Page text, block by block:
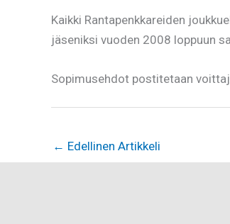
Kaikki Rantapenkkareiden
jäseniksi vuoden 2008 loppuun
Sopimusehdot postitetaan
← Edellinen Artikkeli